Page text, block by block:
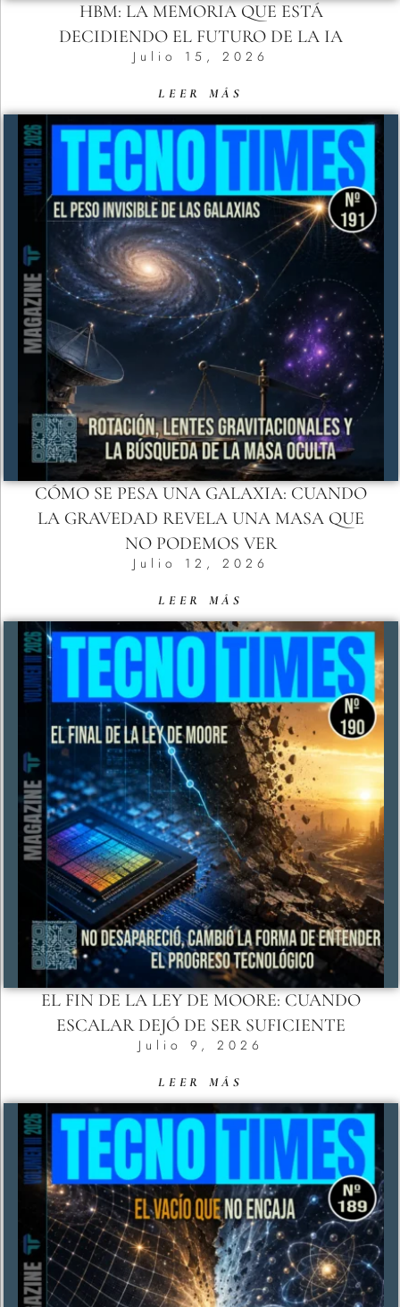
HBM: LA MEMORIA QUE ESTÁ
DECIDIENDO EL FUTURO DE LA IA
Julio 15, 2026
LEER MÁS
CÓMO SE PESA UNA GALAXIA: CUANDO
LA GRAVEDAD REVELA UNA MASA QUE
NO PODEMOS VER
Julio 12, 2026
LEER MÁS
EL FIN DE LA LEY DE MOORE: CUANDO
ESCALAR DEJÓ DE SER SUFICIENTE
Julio 9, 2026
LEER MÁS